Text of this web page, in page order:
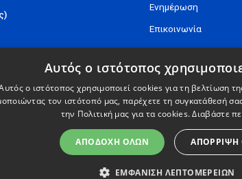
Ενημέρωση
Επικοινωνία
Αυτός ο ιστότοπος
ο ιστότοπος χρησιμοποιεί cookies για τη βελτίωση
τον ιστότοπό μας, παρέχετε τη συγκατάθεσή
την Πολιτική μας για τα cookies.Διαβάστε
ΑΠΟΔΟΧΉ ΌΛΩΝ ΑΠΌΡΡΙΨΗ
ΕΜΦΆΝΙΣΗ ΛΕΠΤΟΜΕΡΕΙΏΝ